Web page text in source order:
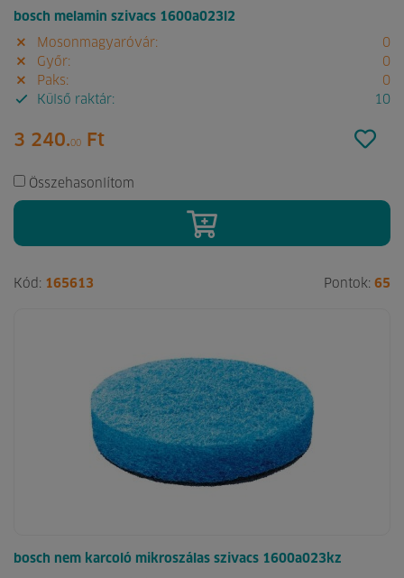
bosch melamin szivacs 1600a023l2
Mosonmagyaróvár:
0
Győr:
0
Paks:
0
Külső raktár:
10
3 240.00 Ft
Összehasonlítom
Kód: 165613 Pontok: 65
bosch nem karcoló mikroszálas szivacs 1600a023kz